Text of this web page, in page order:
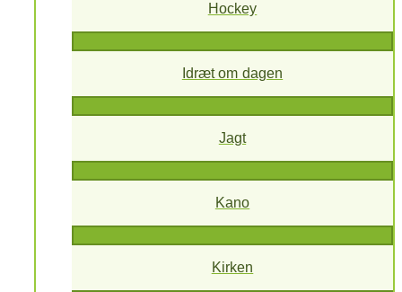
Hockey
Idræt om dagen
Jagt
Kano
Kirken